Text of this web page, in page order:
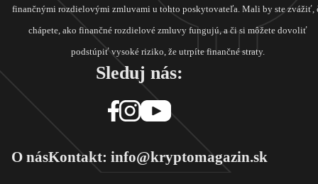
finančnými rozdielovými zmluvami u tohto poskytovateľa. Mali by ste zvážiť,
chápete, ako finančné rozdielové zmluvy fungujú, a či si môžete dovoliť
podstúpiť vysoké riziko, že utrpíte finančné straty.
Sleduj nás:
O násKontakt: info@kryptomagazin.sk